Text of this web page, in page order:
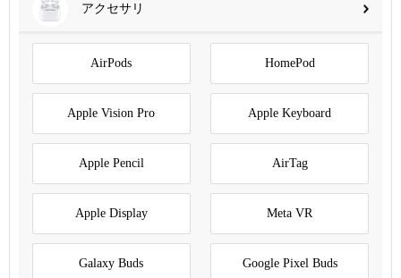
アクセサリ
AirPods HomePod
Apple Vision Pro Apple Keyboard
Apple Pencil AirTag
Apple Display Meta VR
Galaxy Buds Google Pixel Buds